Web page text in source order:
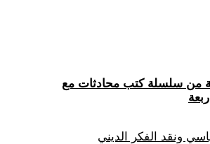
من سلسلة كتب محادثات مع
ونقد الفكر الديني